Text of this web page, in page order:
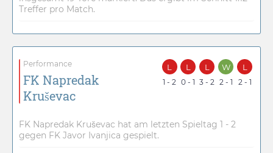
Treffer pro Match.
Performance
FK Napredak
Kruševac
L
1 - 2
L
0 - 1
L
3 - 2
W
2 - 1
L
2 - 1
FK Napredak Kruševac hat am letzten Spieltag 1 - 2
gegen FK Javor Ivanjica gespielt.